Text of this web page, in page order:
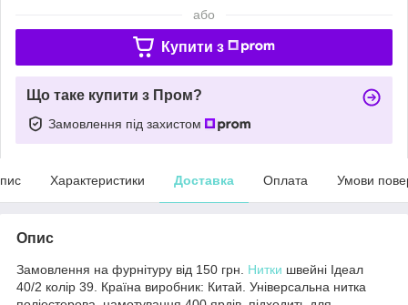
або
Купити з
Що таке купити з Пром?
Замовлення під захистом
Характеристики Доставка Оплата Умови
Опис
Замовлення на фурнітуру від 150 грн. Нитки швейні Ідеал
40/2 колір 39. Країна виробник: Китай. Універсальна нитка